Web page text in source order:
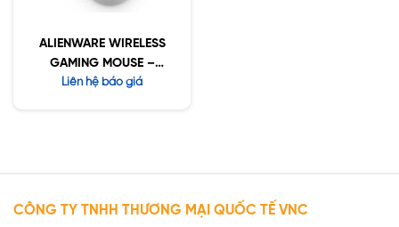
ALIENWARE WIRELESS
GAMING MOUSE –
AW620M (white)
Liên hệ báo giá
CÔNG TY TNHH THƯƠNG MẠI QUỐC TẾ VNC